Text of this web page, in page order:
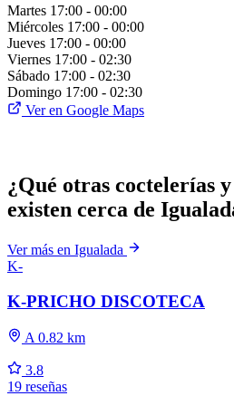
Martes 17:00 - 00:00
Miércoles 17:00 - 00:00
Jueves 17:00 - 00:00
Viernes 17:00 - 02:30
Sábado 17:00 - 02:30
Domingo 17:00 - 02:30
Ver en Google Maps
¿Qué otras coctelerías
existen cerca de
Ver más en Igualada
K-
K-PRICHO DISCOTECA
A 0.82 km
3.8
19 reseñas